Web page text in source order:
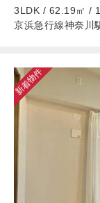
3LDK / 62.19㎡ /
京浜急行線神奈川
新着物件